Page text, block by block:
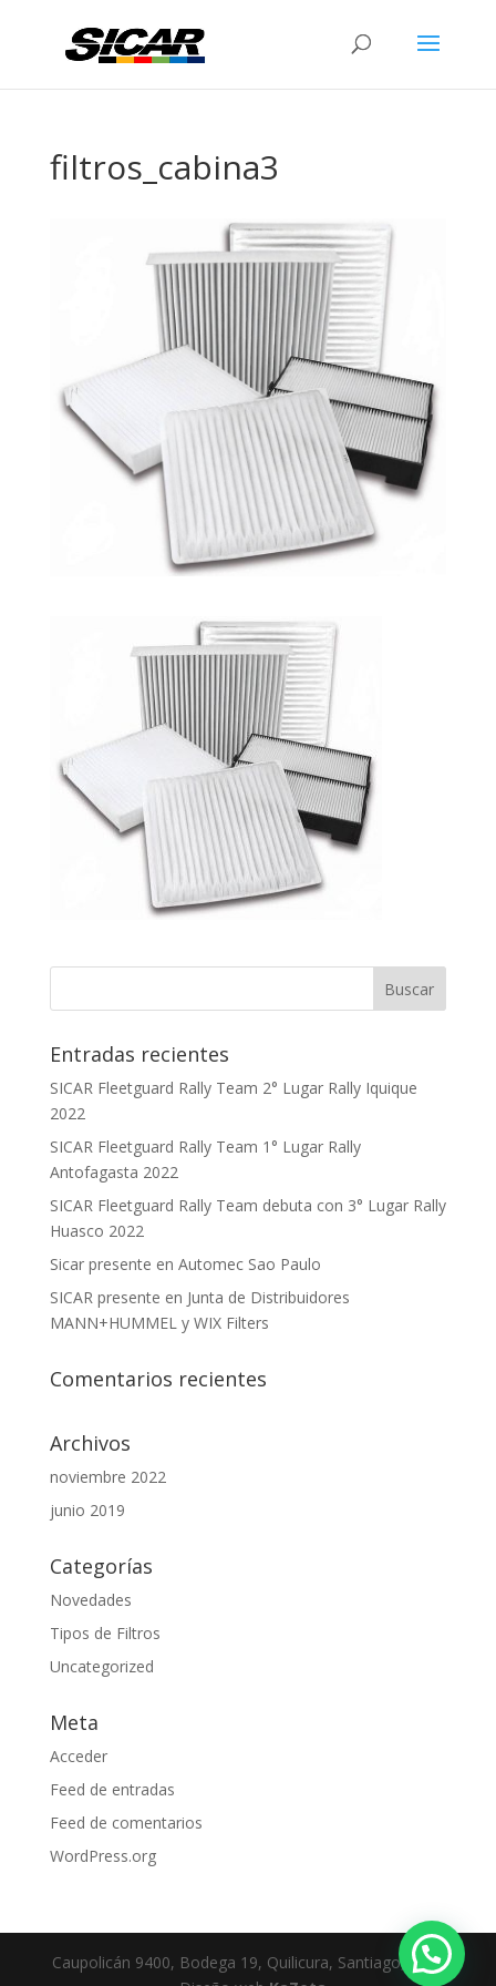
filtros_cabina3
Entradas recientes
SICAR Fleetguard Rally Team 2° Lugar Rally Iquique
2022
SICAR Fleetguard Rally Team 1° Lugar Rally
Antofagasta 2022
SICAR Fleetguard Rally Team debuta con 3° Lugar Rally
Huasco 2022
Sicar presente en Automec Sao Paulo
SICAR presente en Junta de Distribuidores
MANN+HUMMEL y WIX Filters
Comentarios recientes
Archivos
noviembre 2022
junio 2019
Categorías
Novedades
Tipos de Filtros
Uncategorized
Meta
Acceder
Feed de entradas
Feed de comentarios
WordPress.org
Caupolicán 9400, Bodega 19, Quilicura, Santiago, Chile